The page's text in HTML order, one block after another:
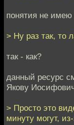
понятия не имею
> Ну раз так, то
так - как?
данный ресурс
Якову
> Просто это
минуту могут,